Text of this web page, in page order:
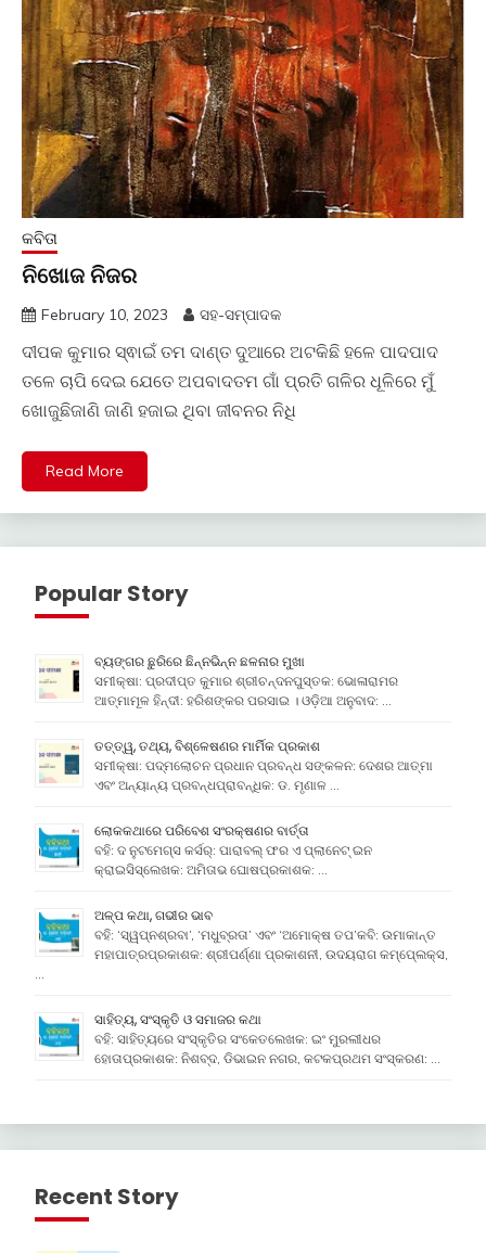
କବିତା
ନିଖୋଜ ନିଜର
February 10, 2023 ସହ-ସମ୍ପାଦକ
ଦୀପକ କୁମାର ସ୍ଵାଇଁ ତମ ଦାଣ୍ତ ଦୁଆରେ ଅଟକିଛି ହଳେ ପାଦପାଦ
ତଳେ ଚାପି ଦେଇ ଯେତେ ଅପବାଦତମ ଗାଁ ପ୍ରତି ଗଳିର ଧୂଳିରେ ମୁଁ
ଖୋଜୁଛିଜାଣି ଜାଣି ହଜାଇ ଥିବା ଜୀବନର ନିଧି
Read More
Popular Story
ବ୍ୟଙ୍ଗର ଛୁରିରେ ଛିନ୍ନଭିନ୍ନ ଛଳନାର ମୁଖା
ସମୀକ୍ଷା: ପ୍ରଦୀପ୍ତ କୁମାର ଶ୍ରୀଚନ୍ଦନପୁସ୍ତକ: ଭୋଳାରାମର
ଆତ୍ମାମୂଳ ହିନ୍ଦୀ: ହରିଶଙ୍କର ପରସାଇ । ଓଡ଼ିଆ ଅନୁବାଦ: …
ତତ୍ତ୍ୱ, ତଥ୍ୟ, ବିଶ୍ଳେଷଣର ମାର୍ମିକ ପ୍ରକାଶ
ସମୀକ୍ଷା: ପଦ୍ମଲୋଚନ ପ୍ରଧାନ ପ୍ରବନ୍ଧ ସଙ୍କଳନ: ଦେଶର ଆତ୍ମା
ଏବଂ ଅନ୍ୟାନ୍ୟ ପ୍ରବନ୍ଧପ୍ରାବନ୍ଧିକ: ଡ. ମୃଣାଳ …
ଲୋକକଥାରେ ପରିବେଶ ସଂରକ୍ଷଣର ବାର୍ତ୍ତା
ବହି: ଦ ନୁଟମେଗ୍ସ କର୍ସର୍: ପାରାବଲ୍ ଫର ଏ ପ୍ଲାନେଟ୍ ଇନ
କ୍ରାଇସିସ୍ଲେଖକ: ଅମିତାଭ ଘୋଷପ୍ରକାଶକ: …
ଅଳ୍ପ କଥା, ଗଭୀର ଭାବ
ବହି: ‘ସ୍ୱପ୍ନଶ୍ରବା’, ‘ମଧୁବ୍ରତା’ ଏବଂ ‘ଅମୋକ୍ଷ ତପ’କବି: ଉମାକାନ୍ତ
ମହାପାତ୍ରପ୍ରକାଶକ: ଶ୍ରୀପର୍ଣ୍ଣା ପ୍ରକାଶନୀ, ଉଦୟରାଗ କମ୍ପେ୍ଲକ୍ସ,
…
ସାହିତ୍ୟ, ସଂସ୍କୃତି ଓ ସମାଜର କଥା
ବହି: ସାହିତ୍ୟରେ ସଂସ୍କୃତିର ସଂକେତଲେଖକ: ଇଂ ମୁରଲୀଧର
ହୋତାପ୍ରକାଶକ: ନିଶବ୍ଦ, ଡିଭାଇନ ନଗର, କଟକପ୍ରଥମ ସଂସ୍କରଣ: …
Recent Story